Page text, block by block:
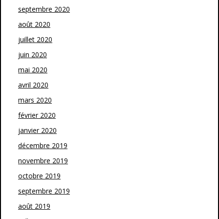
septembre 2020
août 2020
juillet 2020
juin 2020
mai 2020
avril 2020
mars 2020
février 2020
janvier 2020
décembre 2019
novembre 2019
octobre 2019
septembre 2019
août 2019